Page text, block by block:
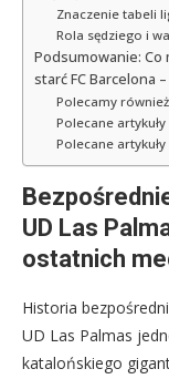
Znaczenie tabeli
Rola sędziego i
Podsumowanie: Co
starć FC Barcelona
Polecamy
Polecane artykuły
Polecane artykuły
UD Las
ostatnich
Historia
UD Las Palmas
katalońskiego